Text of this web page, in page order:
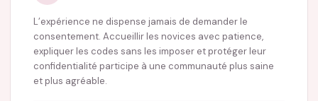
L’expérience ne dispense jamais de demander le
consentement. Accueillir les novices avec patience,
expliquer les codes sans les imposer et protéger leur
confidentialité participe à une communauté plus saine
et plus agréable.